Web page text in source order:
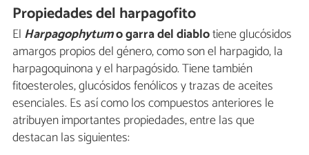
Propiedades del harpagofito
El Harpagophytumogarra del diablotiene glucósidos
amargos propios del género, como son el harpagido, la
harpagoquinona y el harpagósido. Tiene también
fitoesteroles, glucósidos fenólicos y trazas de aceites
esenciales. Es así como los compuestos anteriores le
atribuyen importantes propiedades, entre las que
destacan las siguientes: